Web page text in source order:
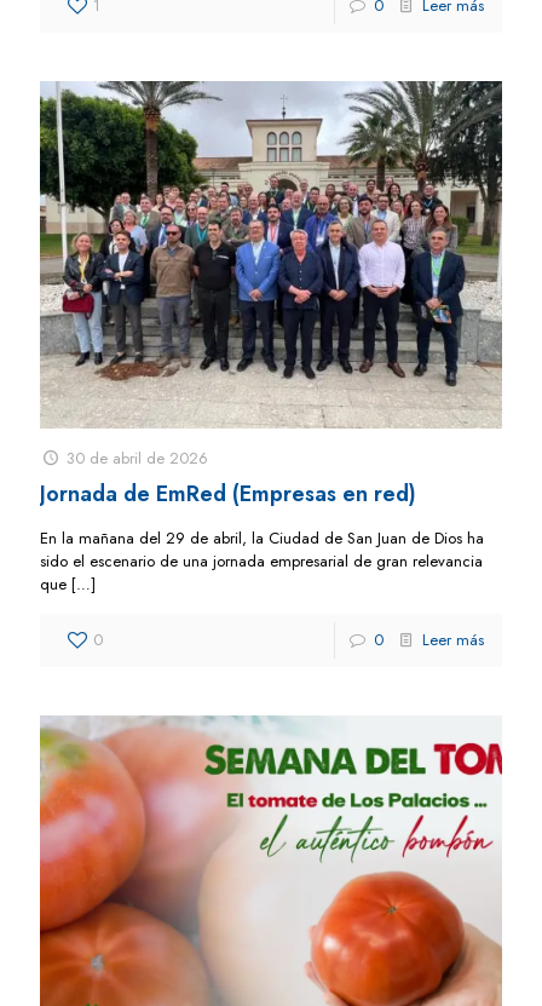
1 0 Leer más
30 de abril de 2026
Jornada de EmRed (Empresas en red)
En la mañana del 29 de abril, la Ciudad de San Juan de Dios ha
sido el escenario de una jornada empresarial de gran relevancia
que […]
0 0 Leer más